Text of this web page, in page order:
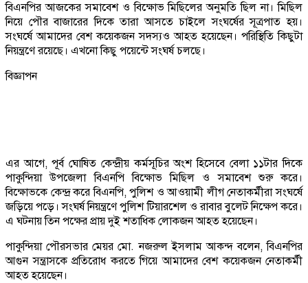
বিএনপির আজকের সমাবেশ ও বিক্ষোভ মিছিলের অনুমতি ছিল না। মিছিল
নিয়ে পৌর বাজারের দিকে তারা আসতে চাইলে সংঘর্ষের সূত্রপাত হয়।
সংঘর্ষে আমাদের বেশ কয়েকজন সদস্যও আহত হয়েছেন। পরিস্থিতি কিছুটা
নিয়ন্ত্রণে রয়েছে। এখনো কিছু পয়েন্টে সংঘর্ষ চলছে।
বিজ্ঞাপন
এর আগে, পূর্ব ঘোষিত কেন্দ্রীয় কর্মসূচির অংশ হিসেবে বেলা ১১টার দিকে
পাকুন্দিয়া উপজেলা বিএনপি বিক্ষোভ মিছিল ও সমাবেশ শুরু করে।
বিক্ষোভকে কেন্দ্র করে বিএনপি, পুলিশ ও আওয়ামী লীগ নেতাকর্মীরা সংঘর্ষে
জড়িয়ে পড়ে। সংঘর্ষ নিয়ন্ত্রণে পুলিশ টিয়ারশেল ও রাবার বুলেট নিক্ষেপ করে।
এ ঘটনায় তিন পক্ষের প্রায় দুই শতাধিক লোকজন আহত হয়েছেন।
পাকুন্দিয়া পৌরসভার মেয়র মো. নজরুল ইসলাম আকন্দ বলেন, বিএনপির
আগুন সন্ত্রাসকে প্রতিরোধ করতে গিয়ে আমাদের বেশ কয়েকজন নেতাকর্মী
আহত হয়েছেন।